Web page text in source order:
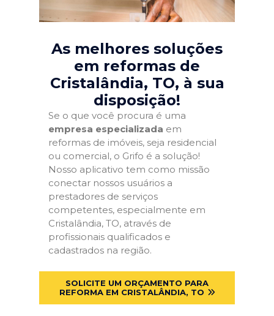
As melhores soluções
em reformas de
Cristalândia, TO, à sua
disposição!
Se o que você procura é uma
empresa especializada em
reformas de imóveis, seja residencial
ou comercial, o Grifo é a solução!
Nosso aplicativo tem como missão
conectar nossos usuários a
prestadores de serviços
competentes, especialmente em
Cristalândia, TO, através de
profissionais qualificados e
cadastrados na região.
SOLICITE UM ORÇAMENTO PARA
REFORMA EM CRISTALÂNDIA, TO